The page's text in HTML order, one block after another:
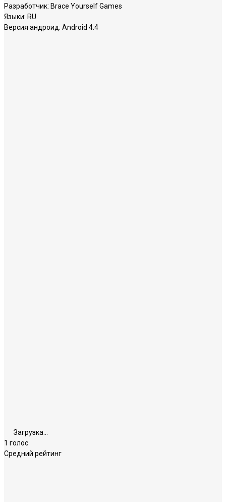
Разработчик: Brace Yourself Games
Языки: RU
Версия андроид: Android 4.4
Загрузка...
1 голос
Средний рейтинг